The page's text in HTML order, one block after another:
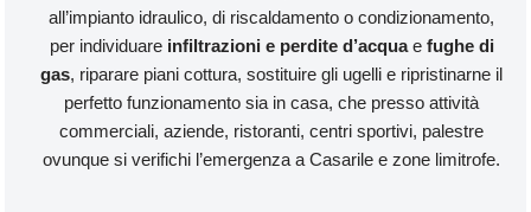
all’impianto idraulico, di riscaldamento o condizionamento,
per individuare infiltrazioni e perdite d’acquae fughe di
gas, riparare piani cottura, sostituire gli ugelli e ripristinarne il
perfetto funzionamento sia in casa, che presso attività
commerciali, aziende, ristoranti, centri sportivi, palestre
ovunque si verifichi l’emergenza a Casarile e zone limitrofe.